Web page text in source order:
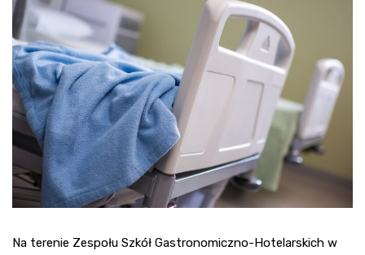
Na terenie Zespołu Szkół Gastronomiczno-Hotelarskich w